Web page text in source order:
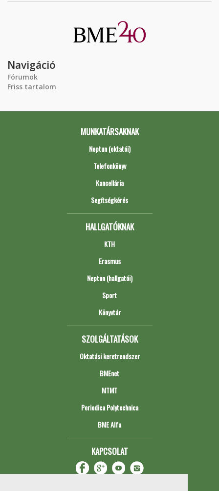
Navigáció
Fórumok
Friss tartalom
MUNKATÁRSAKNAK
Neptun (oktatói)
Telefonkönyv
Kancellária
Segítségkérés
HALLGATÓKNAK
KTH
Erasmus
Neptun (hallgatói)
Sport
Könyvtár
SZOLGÁLTATÁSOK
Oktatási keretrendszer
BMEnet
MTMT
Periodica Polytechnica
BME Alfa
KAPCSOLAT